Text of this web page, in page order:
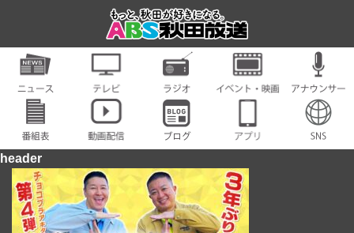
header